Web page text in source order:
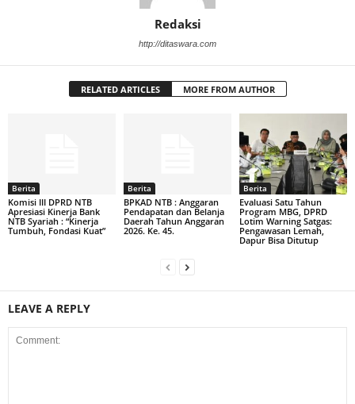
Redaksi
http://ditaswara.com
RELATED ARTICLES MORE FROM AUTHOR
Berita
Komisi III DPRD NTB
Apresiasi Kinerja Bank
NTB Syariah : “Kinerja
Tumbuh, Fondasi Kuat”
Berita
BPKAD NTB : Anggaran
Pendapatan dan Belanja
Daerah Tahun Anggaran
2026. Ke. 45.
Berita
Evaluasi Satu Tahun
Program MBG, DPRD
Lotim Warning Satgas:
Pengawasan Lemah,
Dapur Bisa Ditutup
LEAVE A REPLY